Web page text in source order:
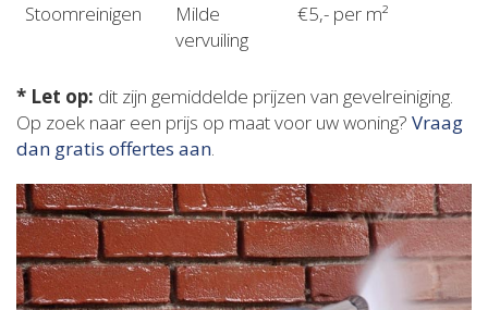
Stoomreinigen
Milde
vervuiling
€5,- per m²
* Let op: dit zijn gemiddelde prijzen van gevelreiniging.
Op zoek naar een prijs op maat voor uw woning? Vraag
dan gratis offertes aan.